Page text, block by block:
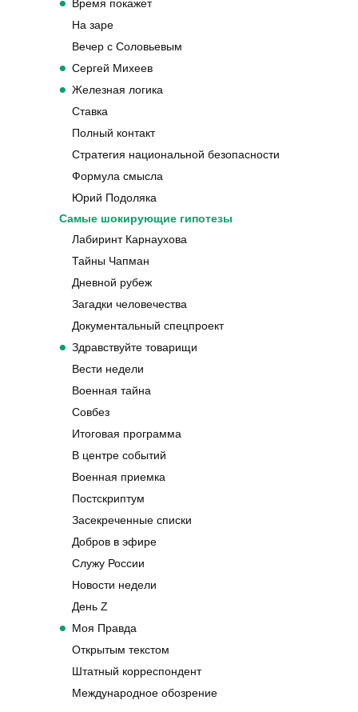
Ставка
Полный контакт
Стратегия национальной безопасности
Формула смысла
Юрий Подоляка
Самые шокирующие гипотезы
Лабиринт Карнаухова
Тайны Чапман
Дневной рубеж
Загадки человечества
Документальный спецпроект
Здравствуйте товарищи
Вести недели
Военная тайна
Совбез
Итоговая программа
В центре событий
Военная приемка
Постскриптум
Засекреченные списки
Добров в эфире
Служу России
Новости недели
День Z
Моя Правда
Открытым текстом
Штатный корреспондент
Международное обозрение